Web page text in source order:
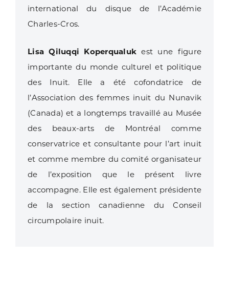
international du disque de l’Académie
Charles-Cros.
Lisa Qiluqqi Koperqualuk est une figure
importante du monde culturel et politique
des Inuit. Elle a été cofondatrice de
l’Association des femmes inuit du Nunavik
(Canada) et a longtemps travaillé au Musée
des beaux-arts de Montréal comme
conservatrice et consultante pour l’art inuit
et comme membre du comité organisateur
de l’exposition que le présent livre
accompagne. Elle est également présidente
de la section canadienne du Conseil
circumpolaire inuit.